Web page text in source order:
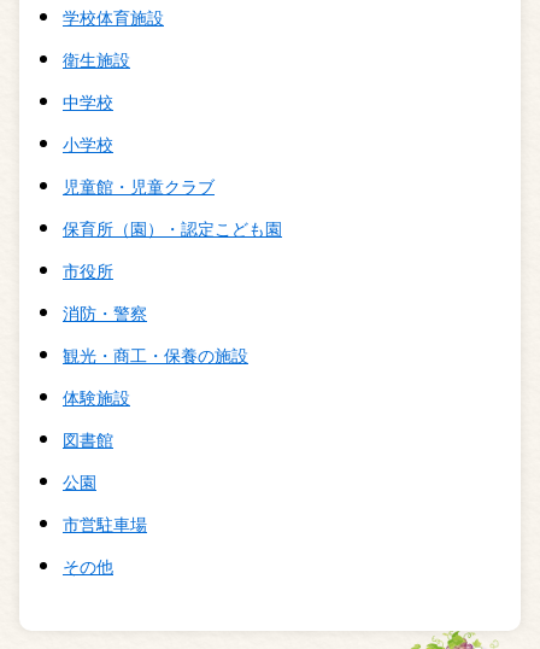
学校体育施設
衛生施設
中学校
小学校
児童館・児童クラブ
保育所（園）・認定こども園
市役所
消防・警察
観光・商工・保養の施設
体験施設
図書館
公園
市営駐車場
その他